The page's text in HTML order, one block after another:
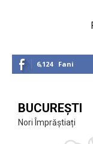
6,124 Fani
BUCUREȘTI
Nori Împrăștiați